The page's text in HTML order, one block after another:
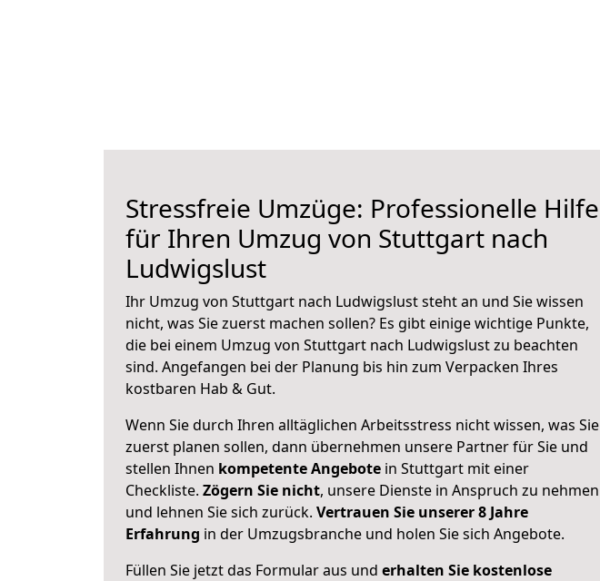
Stressfreie Umzüge: Professionelle Hilfe
für Ihren Umzug von Stuttgart nach
Ludwigslust
Ihr Umzug von Stuttgart nach Ludwigslust steht an und Sie wissen
nicht, was Sie zuerst machen sollen? Es gibt einige wichtige Punkte,
die bei einem Umzug von Stuttgart nach Ludwigslust zu beachten
sind. Angefangen bei der Planung bis hin zum Verpacken Ihres
kostbaren Hab & Gut.
Wenn Sie durch Ihren alltäglichen Arbeitsstress nicht wissen, was Sie
zuerst planen sollen, dann übernehmen unsere Partner für Sie und
stellen Ihnen kompetente Angebote in Stuttgart mit einer
Checkliste. Zögern Sie nicht, unsere Dienste in Anspruch zu nehmen
und lehnen Sie sich zurück. Vertrauen Sie unserer 8 Jahre
Erfahrung in der Umzugsbranche und holen Sie sich Angebote.
Füllen Sie jetzt das Formular aus und erhalten Sie kostenlose